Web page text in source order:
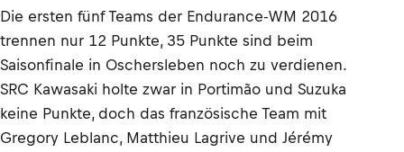
Die ersten fünf Teams der Endurance-WM 2016
trennen nur 12 Punkte, 35 Punkte sind beim
Saisonfinale in Oschersleben noch zu verdienen.
SRC Kawasaki holte zwar in Portimão und Suzuka
keine Punkte, doch das französische Team mit
Gregory Leblanc, Matthieu Lagrive und Jérémy